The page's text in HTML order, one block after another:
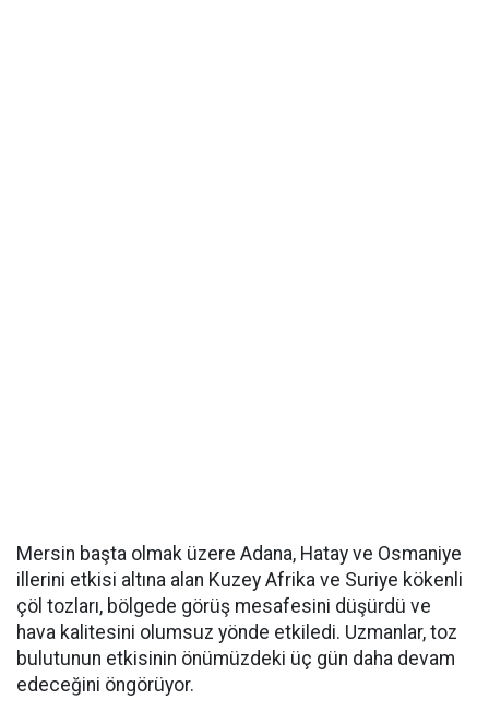
Mersin başta olmak üzere Adana, Hatay ve Osmaniye
illerini etkisi altına alan Kuzey Afrika ve Suriye kökenli
çöl tozları, bölgede görüş mesafesini düşürdü ve
hava kalitesini olumsuz yönde etkiledi. Uzmanlar, toz
bulutunun etkisinin önümüzdeki üç gün daha devam
edeceğini öngörüyor.